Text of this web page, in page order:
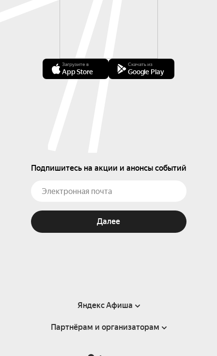
Загрузите в
App Store
Скачать из
Google Play
Подпишитесь на акции и анонсы событий
Далее
Яндекс Афиша
Справка
Партнёрам и организаторам